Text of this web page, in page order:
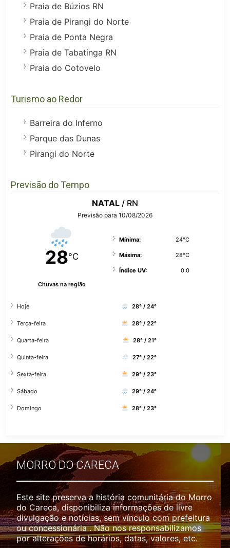
Praia de Búzios RN
Praia de Pirangi do Norte
Praia de Ponta Negra
Praia de Tabatinga RN
Praia do Cotovelo
Turismo ao Redor
Barreira do Inferno
Parque das Dunas
Pirangi do Norte
Previsão do Tempo
NATAL / RN
Previsão para 10/08/2026
28°C
Chuvas na região
Mínima: 24°C
Máxima: 28°C
Índice UV: 0.0
Hoje 28° / 24°
Terça-feira 28° / 22°
Quarta-feira 28° / 21°
Quinta-feira 27° / 22°
Sexta-feira 29° / 23°
Sábado 29° / 24°
Domingo 28° / 23°
MORRO DO CARECA
Este site preserva a história comunitária do Morro
do Careca, disponibiliza informações de livre
divulgação e notícias, sem vínculo com prefeitura
ou concessionária . Não nos responsabilizamos
por alterações de horários, datas, valores, etc.